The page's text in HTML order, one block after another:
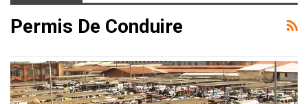
Permis De Conduire